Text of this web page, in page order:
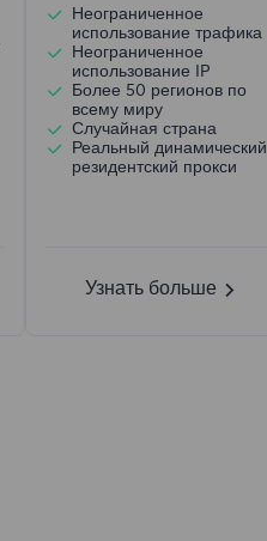
Неограниченное
использование трафика
Неограниченное
использование IP
Более 50 регионов по
всему миру
Случайная страна
Реальный динамический
резидентский прокси
Узнать больше